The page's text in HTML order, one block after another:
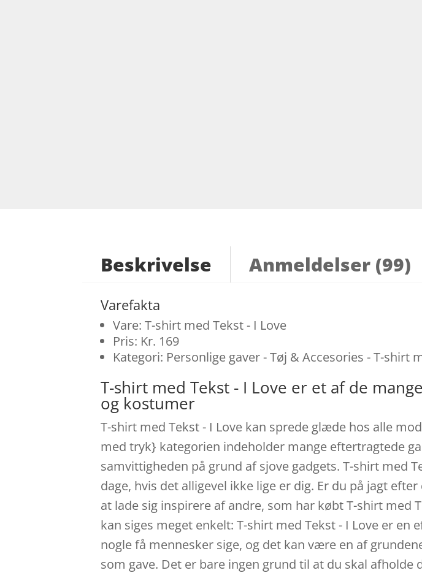
Beskrivelse Anmeldelser (99)
Varefakta
Vare: T-shirt med Tekst - I Love
Pris: Kr. 169
Kategori: Personlige gaver - Tøj & Accesories - T-shirt
T-shirt med Tekst - I Love er et af de
og kostumer
T-shirt med Tekst - I Love kan sprede glæde hos alle
med tryk} kategorien indeholder mange eftertragtede
samvittigheden på grund af sjove gadgets. T-shirt med
dage, hvis det alligevel ikke lige er dig. Er du på jagt
at lade sig inspirere af andre, som har købt T-shirt med
kan siges meget enkelt: T-shirt med Tekst - I Love er
nogle få mennesker sige, og det kan være en af
som gave. Det er bare ingen grund til at du skal